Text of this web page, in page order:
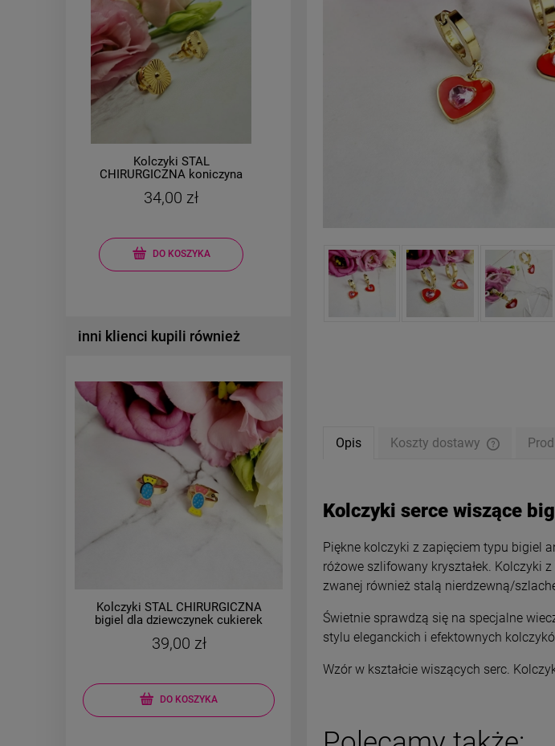
Kolczyki STAL
CHIRURGICZNA koniczyna
34,00 zł
DO KOSZYKA DO KOSZYKA
inni klienci kupili również
Kolczyki STAL CHIRURGICZNA
bigiel dla dziewczynek cukierek
39,00 zł
DO KOSZYKA
Kolczyki STAL CHIRURGICZNA
bigiel serca różowe
44,00 zł
Opis Koszty dostawy
Kolczyki serce wiszące
Piękne kolczyki z zapięciem typu bigiel
różowe szlifowany kryształek. Kolczyki
zwanej również stalą nierdzewną/
Świetnie sprawdzą się na specjalne
stylu eleganckich i efektownych
Wzór w kształcie wiszących serc.